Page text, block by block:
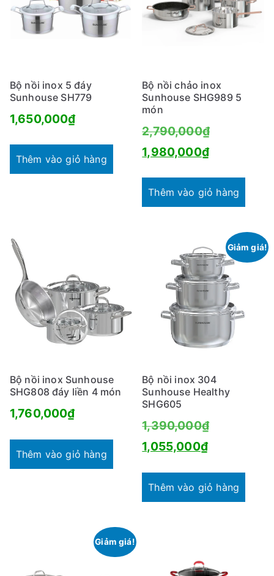
Bộ nồi inox 5 đáy
Sunhouse SH779
1,650,000₫
Thêm vào giỏ hàng
Bộ nồi chảo inox
Sunhouse SHG989 5
món
2,790,000₫Giá
gốc
1,980,000₫Giá
tại
Thêm vào giỏ hàng
Bộ nồi inox Sunhouse
SHG808 đáy liền 4 món
1,760,000₫
Thêm vào giỏ hàng
Giảm giá!
Bộ nồi inox 304
Sunhouse Healthy
SHG605
1,390,000₫Giá
gốc
1,055,000₫Giá
tại
Thêm vào giỏ hàng
Giảm giá!